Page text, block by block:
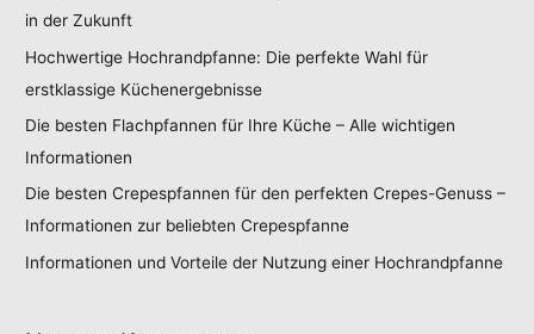
in der Zukunft
Hochwertige Hochrandpfanne: Die perfekte Wahl für
erstklassige Küchenergebnisse
Die besten Flachpfannen für Ihre Küche – Alle wichtigen
Informationen
Die besten Crepespfannen für den perfekten Crepes-Genuss –
Informationen zur beliebten Crepespfanne
Informationen und Vorteile der Nutzung einer Hochrandpfanne